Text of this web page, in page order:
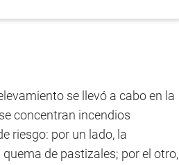
se llevó a cabo en la
concentran incendios
riesgo: por un lado, la
de pastizales; por el otro,